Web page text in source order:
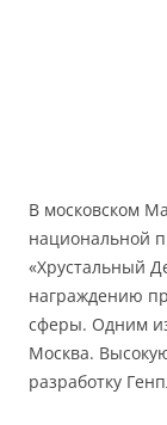
В московском
национальной
«Хрустальный
награждению
сферы. Одним
Москва.
разработку